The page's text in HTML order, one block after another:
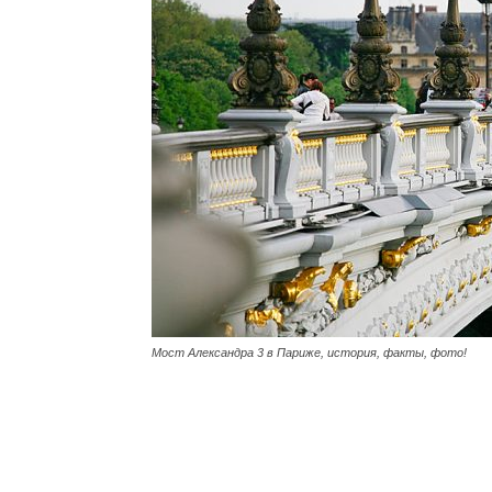
Мост Александра 3 в Париже, история, факты, фото!